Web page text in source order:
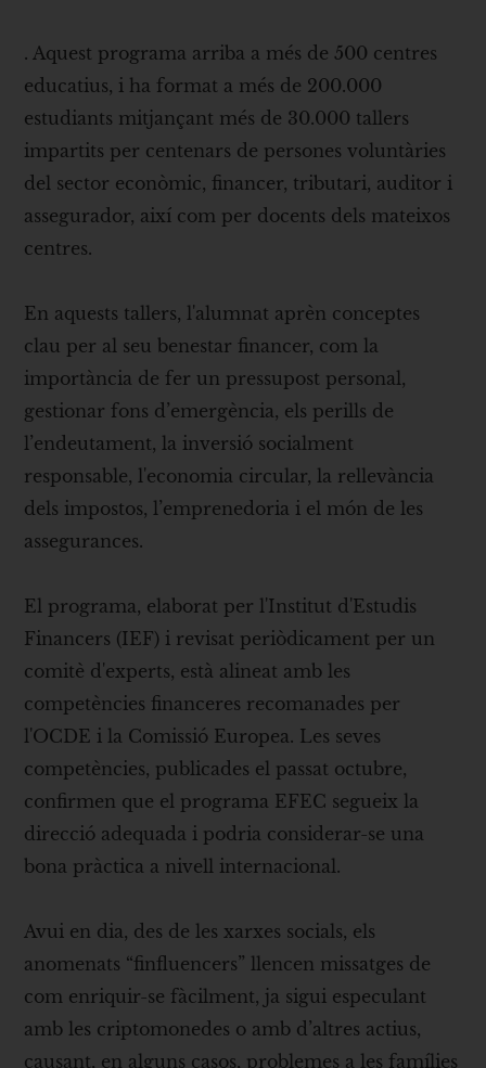
. Aquest programa arriba a més de 500 centres
educatius, i ha format a més de 200.000
estudiants mitjançant més de 30.000 tallers
impartits per centenars de persones voluntàries
del sector econòmic, financer, tributari, auditor i
assegurador, així com per docents dels mateixos
centres.
En aquests tallers, l'alumnat aprèn conceptes
clau per al seu benestar financer, com la
importància de fer un pressupost personal,
gestionar fons d’emergència, els perills de
l’endeutament, la inversió socialment
responsable, l'economia circular, la rellevància
dels impostos, l’emprenedoria i el món de les
assegurances.
El programa, elaborat per l'Institut d'Estudis
Financers (IEF) i revisat periòdicament per un
comitè d'experts, està alineat amb les
competències financeres recomanades per
l'OCDE i la Comissió Europea. Les seves
competències, publicades el passat octubre,
confirmen que el programa EFEC segueix la
direcció adequada i podria considerar-se una
bona pràctica a nivell internacional.
Avui en dia, des de les xarxes socials, els
anomenats “finfluencers” llencen missatges de
com enriquir-se fàcilment, ja sigui especulant
amb les criptomonedes o amb d’altres actius,
causant, en alguns casos, problemes a les famílies